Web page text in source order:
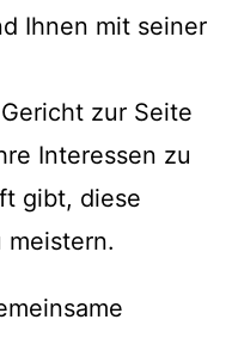
Ihnen mit seiner
zur Seite
Interessen zu
gibt, diese
meistern.